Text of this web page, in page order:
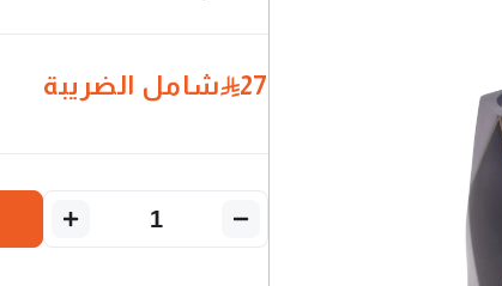
27 شامل الضريبة